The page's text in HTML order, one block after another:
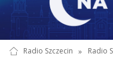
Radio Szczecin » Radio